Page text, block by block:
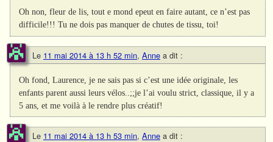
Oh non, fleur de lis, tout e mond epeut en faire autant, ce n’est pas
difficile!!! Tu ne dois pas manquer de chutes de tissu, toi!
Le 11 mai 2014 à 13 h 52 min, Anne a dit :
Oh fond, Laurence, je ne sais pas si c’est une idée originale, les
enfants parent aussi leurs vélos..;;je l’ai voulu strict, classique, il y a
5 ans, et me voilà à le rendre plus créatif!
Le 11 mai 2014 à 13 h 53 min, Anne a dit :